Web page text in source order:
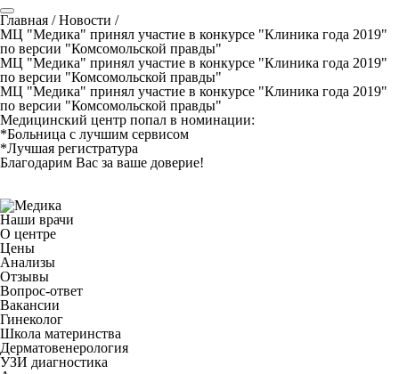
Главная /Новости /
МЦ "Медика" принял участие в конкурсе "Клиника года 2019"
по версии "Комсомольской правды"
МЦ "Медика" принял участие в конкурсе "Клиника года 2019"
по версии "Комсомольской правды"
МЦ "Медика" принял участие в конкурсе "Клиника года 2019"
по версии "Комсомольской правды"
Медицинский центр попал в номинации:
*Больница с лучшим сервисом
*Лучшая регистратура
Благодарим Вас за ваше доверие!
Наши врачи
О центре
Цены
Анализы
Отзывы
Вопрос-ответ
Вакансии
Гинеколог
Школа материнства
Дерматовенерология
УЗИ диагностика